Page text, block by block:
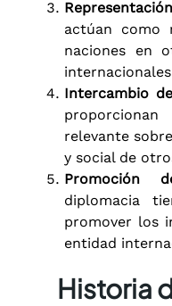
actúan como
naciones en
Intercambio
relevante
y social de
Promoción
diplomacia
promover los
entidad
Historia